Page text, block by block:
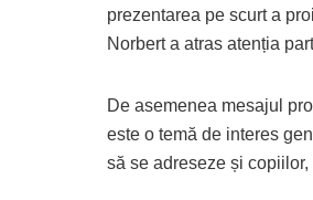
prezentarea pe scurt a
Norbert a atras atenția
De asemenea mesajul
este o temă de interes
să se adreseze și